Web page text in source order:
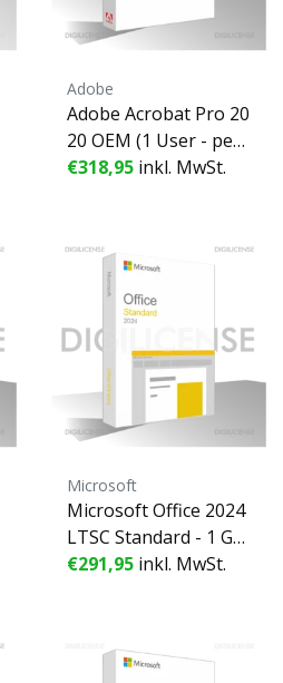
Adobe
Adobe Acrobat Pro 20
20 OEM (1 User - per
petual) MAC ESD - 1 G
€318,95 inkl. MwSt.
Microsoft
Microsoft Office 2024
LTSC Standard - 1 Ge
rät - Unbefristete Liz
€291,95 inkl. MwSt.